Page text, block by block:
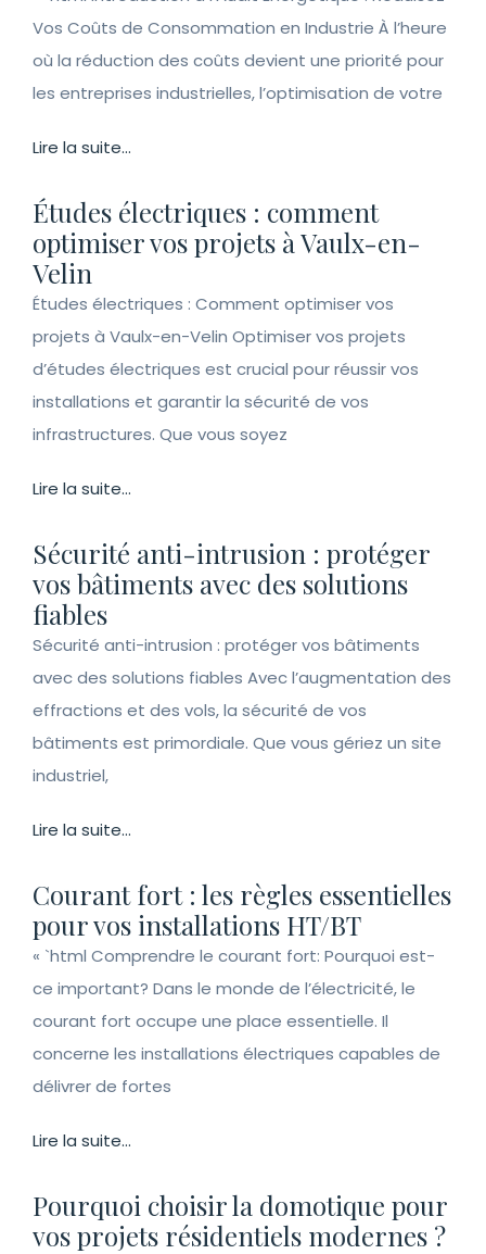
Vos Coûts de Consommation en Industrie À l’heure
où la réduction des coûts devient une priorité pour
les entreprises industrielles, l’optimisation de votre
Lire la suite...
Études électriques : comment
optimiser vos projets à Vaulx-en-
Velin
Études électriques : Comment optimiser vos
projets à Vaulx-en-Velin Optimiser vos projets
d’études électriques est crucial pour réussir vos
installations et garantir la sécurité de vos
infrastructures. Que vous soyez
Lire la suite...
Sécurité anti-intrusion : protéger
vos bâtiments avec des solutions
fiables
Sécurité anti-intrusion : protéger vos bâtiments
avec des solutions fiables Avec l’augmentation des
effractions et des vols, la sécurité de vos
bâtiments est primordiale. Que vous gériez un site
industriel,
Lire la suite...
Courant fort : les règles essentielles
pour vos installations HT/BT
« `html Comprendre le courant fort: Pourquoi est-
ce important? Dans le monde de l’électricité, le
courant fort occupe une place essentielle. Il
concerne les installations électriques capables de
délivrer de fortes
Lire la suite...
Pourquoi choisir la domotique pour
vos projets résidentiels modernes ?